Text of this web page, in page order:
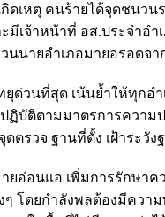
เหตุ คนร้ายได้จุดชนวน
เจ้าหน้าที่ อส.ประจำอ
นนายอำเภอมายอรอดจ
ยุด่วนที่สุด เน้นย้ำให้ทุก
ฏิบัติตามมาตรการควา
ตรวจ ฐานที่ตั้ง เฝ้าระวั
ยอ่อนแอ เพิ่มการรักษ
ๆ โดยกำลังพลต้องมีคว